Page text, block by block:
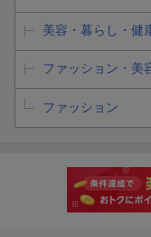
美容・暮らし・健
ファッション・美
ファッション